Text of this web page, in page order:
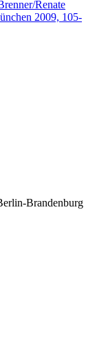
Renate
2009, 105-
Brandenburg